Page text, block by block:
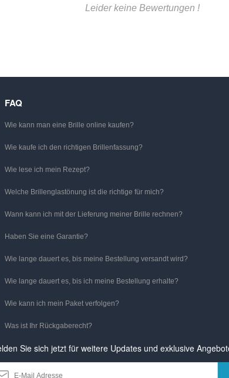
Leider keine Bewertungen !
FAQ
Wie kann man eine Brille online kaufen?
Wie kaufe ich den richtigen Brillenfassung?
Wie lese ich mein Rezept?
Welche Brillenglastönung ist die richtige für mich?
Wann kann ich mit der Lieferung meiner Brille rechnen?
Haben Sie eine Garantie?
Wie lange dauert es, bis meine Bestellung versandt wird?
Wie lange dauert es, bis ich meine Bestellung erhalte?
Wie kann ich mein Paket verfolgen?
Was ist Ihr Rückgaberecht?
Sie sich jetzt für weitere Updates und exklusive